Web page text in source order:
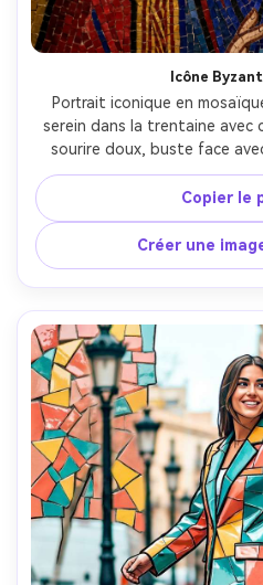
Icône
Portrait iconique en
serein dans la trentaine avec
sourire doux, buste face
arrière-plan en tesselles de
vêtements bleu cobalt et
contour noir fin, ambiance
de verre et lignes de joint
symétrique élégante, qualité
éclairage
Copier le
Créer une